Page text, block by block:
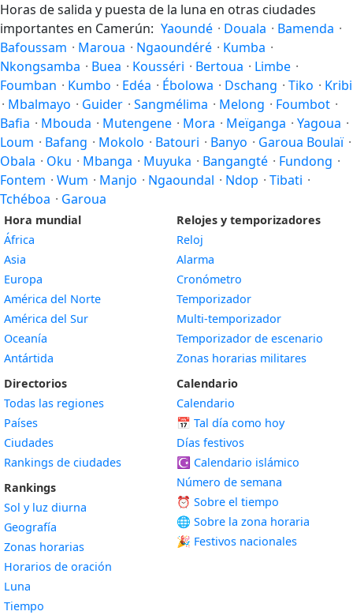
Horas de salida y puesta de la luna en otras ciudades
importantes en Camerún: Yaoundé · Douala · Bamenda ·
Bafoussam · Maroua · Ngaoundéré · Kumba ·
Nkongsamba · Buea · Kousséri · Bertoua · Limbe ·
Foumban · Kumbo · Edéa · Ébolowa · Dschang · Tiko · Kribi
· Mbalmayo · Guider · Sangmélima · Melong · Foumbot ·
Bafia · Mbouda · Mutengene · Mora · Meïganga · Yagoua ·
Loum · Bafang · Mokolo · Batouri · Banyo · Garoua Boulaï ·
Obala · Oku · Mbanga · Muyuka · Bangangté · Fundong ·
Fontem · Wum · Manjo · Ngaoundal · Ndop · Tibati ·
Tchéboa · Garoua
Hora mundial
África
Asia
Europa
América del Norte
América del Sur
Oceanía
Antártida
Directorios
Todas las regiones
Países
Ciudades
Rankings de ciudades
Rankings
Sol y luz diurna
Geografía
Zonas horarias
Horarios de oración
Luna
Tiempo
Relojes y temporizadores
Reloj
Alarma
Cronómetro
Temporizador
Multi-temporizador
Temporizador de escenario
Zonas horarias militares
Calendario
Calendario
📅 Tal día como hoy
Días festivos
☪️ Calendario islámico
Número de semana
⏰ Sobre el tiempo
🌐 Sobre la zona horaria
🎉 Festivos nacionales